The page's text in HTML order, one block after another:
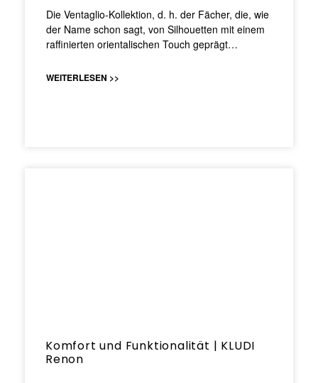
Die Ventaglio-Kollektion, d. h. der Fächer, die, wie
der Name schon sagt, von Silhouetten mit einem
raffinierten orientalischen Touch geprägt…
WEITERLESEN >>
Komfort und Funktionalität | KLUDI
Renon